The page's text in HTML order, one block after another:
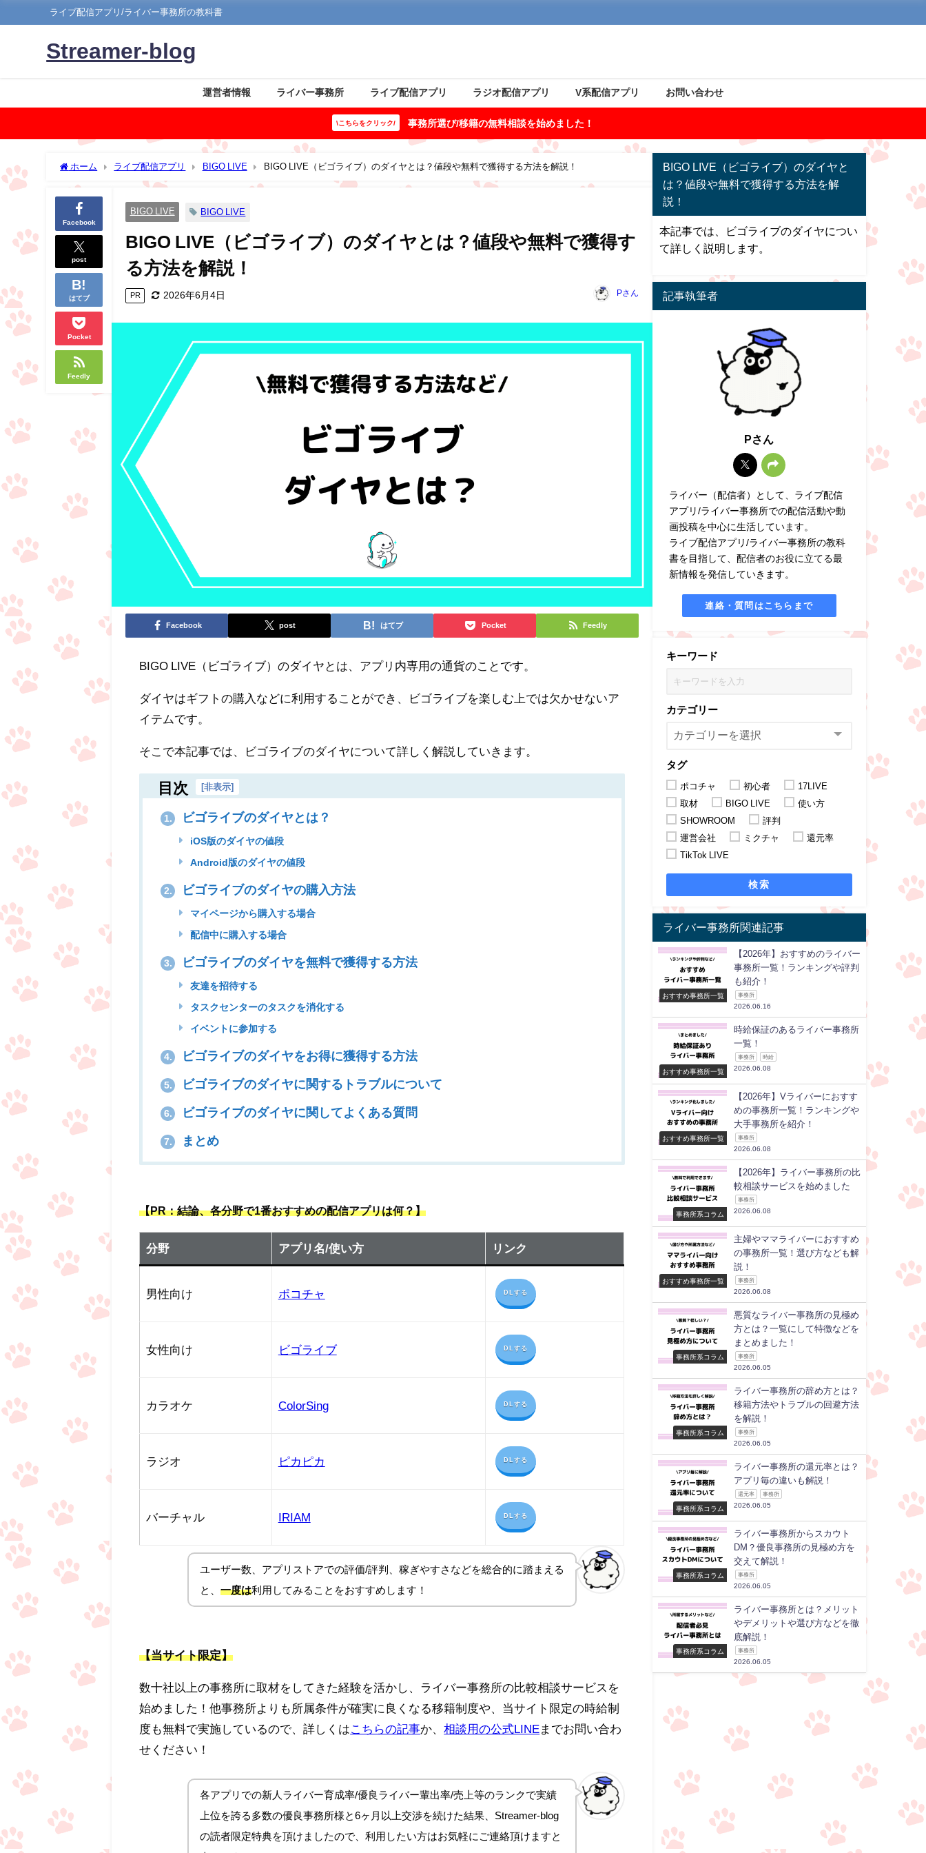
ライブ配信アプリ/ライバー事務所の教科書
Streamer-blog
運営者情報 ライバー事務所 ライブ配信アプリ ラジオ配信アプリ V系配信アプリ お問い合わせ
\こちらをクリック/ 事務所選び/移籍の無料相談を始めました！
ホーム ライブ配信アプリ BIGO LIVE BIGO LIVE（ビゴライブ）のダイヤとは？値段や無料で獲得する方法を解説！
Facebook
post
はてブ
Pocket
Feedly
BIGO LIVE BIGO LIVE
BIGO LIVE（ビゴライブ）のダイヤとは？値段や無料で獲得す
る方法を解説！
PR 2026年6月4日 Pさん
Facebook post はてブ Pocket Feedly
BIGO LIVE（ビゴライブ）のダイヤとは、アプリ内専用の通貨のことです。
ダイヤはギフトの購入などに利用することができ、ビゴライブを楽しむ上では欠かせないア
イテムです。
そこで本記事では、ビゴライブのダイヤについて詳しく解説していきます。
目次 [非表示]
1. ビゴライブのダイヤとは？
iOS版のダイヤの値段
Android版のダイヤの値段
2. ビゴライブのダイヤの購入方法
マイページから購入する場合
配信中に購入する場合
3. ビゴライブのダイヤを無料で獲得する方法
友達を招待する
タスクセンターのタスクを消化する
イベントに参加する
4. ビゴライブのダイヤをお得に獲得する方法
5. ビゴライブのダイヤに関するトラブルについて
6. ビゴライブのダイヤに関してよくある質問
7. まとめ
【PR：結論、各分野で1番おすすめの配信アプリは何？】
分野 アプリ名/使い方 リンク
男性向け ポコチャ DLする
女性向け ビゴライブ DLする
カラオケ ColorSing DLする
ラジオ ピカピカ DLする
バーチャル IRIAM DLする
ユーザー数、アプリストアでの評価/評判、稼ぎやすさ などを総合的に踏まえる
と、 一度は利用してみることをおすすめします！
【当サイト限定】
数十社以上の事務所に取材をしてきた経験を活かし、ライバー事務所の比較相談サービスを
始めました！他事務所よりも所属条件が確実に良くなる移籍制度や、当サイト限定の時給制
度も無料で実施しているので、詳しくは こちらの記事か、相談用の公式LINEまでお問い合わ
せください！
各アプリでの新人ライバー育成率/優良ライバー輩出率/売上等のランクで実績
上位を誇る多数の優良事務所様と6ヶ月以上交渉を続けた結果、Streamer-blog
の読者限定特典を頂けましたので、利用したい方はお気軽にご連絡頂けますと
BIGO LIVE（ビゴライブ）のダイヤと
は？値段や無料で獲得する方法を解
説！
本記事では、ビゴライブのダイヤについ
て詳しく説明します。
記事執筆者
Pさん
ライバー（配信者）として、ライブ配信
アプリ/ライバー事務所での配信活動や動
画投稿を中心に生活しています。
ライブ配信アプリ/ライバー事務所の教科
書を目指して、配信者のお役に立てる最
新情報を発信していきます。
連絡・質問はこちらまで
キーワード
カテゴリー
タグ
ポコチャ 初心者
17LIVE
取材
BIGO LIVE
使い方
SHOWROOM
評判
運営会社
ミクチャ
還元率
TikTok LIVE
検索
ライバー事務所関連記事
おすすめ事務所一覧
【2026年】おすすめのライバー
事務所一覧！ランキングや評判
も紹介！
事務所
2026.06.16
おすすめ事務所一覧
時給保証のあるライバー事務所
一覧！
事務所 時給
2026.06.08
おすすめ事務所一覧
【2026年】Vライバーにおすす
めの事務所一覧！ランキングや
大手事務所を紹介！
事務所
2026.06.08
事務所系コラム
【2026年】ライバー事務所の比
較相談サービスを始めました
事務所
2026.06.08
おすすめ事務所一覧
主婦やママライバーにおすすめ
の事務所一覧！選び方なども解
説！
事務所
2026.06.08
事務所系コラム
悪質なライバー事務所の見極め
方とは？一覧にして特徴などを
まとめました！
事務所
2026.06.05
事務所系コラム
ライバー事務所の辞め方とは？
移籍方法やトラブルの回避方法
を解説！
事務所
2026.06.05
事務所系コラム
ライバー事務所の還元率とは？
アプリ毎の違いも解説！
還元率 事務所
2026.06.05
事務所系コラム
ライバー事務所からスカウト
DM？優良事務所の見極め方を
交えて解説！
事務所
2026.06.05
事務所系コラム
ライバー事務所とは？メリット
やデメリットや選び方などを徹
底解説！
事務所
2026.06.05